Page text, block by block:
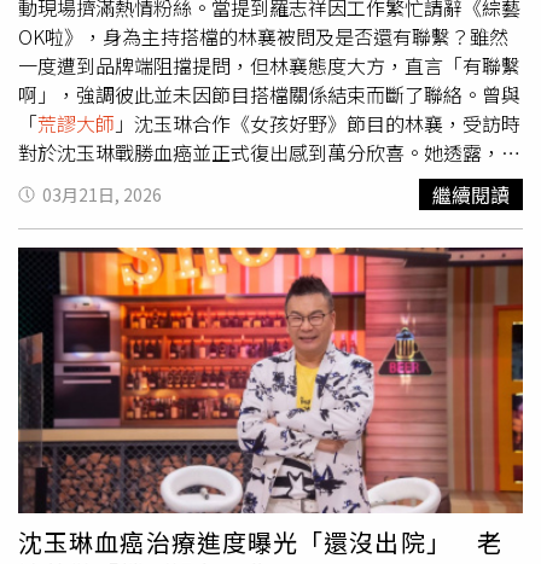
動現場擠滿熱情粉絲。當提到羅志祥因工作繁忙請辭《綜藝
OK啦》，身為主持搭檔的林襄被問及是否還有聯繫？雖然
一度遭到品牌端阻擋提問，但林襄態度大方，直言「有聯繫
啊」，強調彼此並未因節目搭檔關係結束而斷了聯絡。曾與
「荒謬大師 」沈玉琳合作《女孩好野》節目的林襄，受訪時
對於沈玉琳戰勝血癌並正式復出感到萬分欣喜。她透露，雖
然先前因在東京巨蛋為中華隊應援，遺憾缺席對方的復出記
者會，但第一時間已傳訊關心。林襄笑說：「我有稍微打擾
他一下，跟他說不好意思沒辦法到場，也順便送上祝福。」
而沈玉琳也以回覆了一個「OK」貼圖。林襄表示，看到前
輩身體恢復健康真的很感動，非常期待未來能再次同台合
作。談到日前在WBC經典賽，林襄坦言得知自己登上官方
影片時「嚇了一大跳」。（圖／蘇聖倫攝）談到日前在
WBC經典賽，林襄坦言得知自己登上官方影片時「嚇了一
大跳」，是粉絲傳連結給她才發現，覺得被國際記錄下來非
常激動，已好好收藏連結。此外，林襄在日本報紙上的版位
甚至比球員還大，她調皮笑稱是朋友在超商買來給她的驚
喜。林襄回憶在東京巨蛋應援的氛圍，直呼現場滿滿都是台
灣人，「感覺就像把東京變成了台北大巨蛋」，走到哪都能
感受到國人的熱血支持，讓她興奮大於落淚。隨著新球季即
03月21日, 2026 繼續閱讀
沈玉琳血癌治療進度曝光「還沒出院」 老